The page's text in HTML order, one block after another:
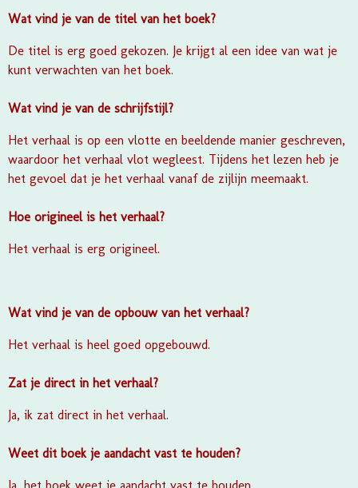
Wat vind je van de titel van het boek?
De titel is erg goed gekozen. Je krijgt al een idee van wat je
kunt verwachten van het boek.
Wat vind je van de schrijfstijl?
Het verhaal is op een vlotte en beeldende manier geschreven,
waardoor het verhaal vlot wegleest. Tijdens het lezen heb je
het gevoel dat je het verhaal vanaf de zijlijn meemaakt.
Hoe origineel is het verhaal?
Het verhaal is erg origineel.
Wat vind je van de opbouw van het verhaal?
Het verhaal is heel goed opgebouwd.
Zat je direct in het verhaal?
Ja, ik zat direct in het verhaal.
Weet dit boek je aandacht vast te houden?